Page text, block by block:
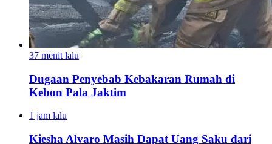
37 menit lalu
Dugaan Penyebab Kebakaran Rumah di
Kebon Pala Jaktim
1 jam lalu
Kiesha Alvaro Masih Dapat Uang Saku dari